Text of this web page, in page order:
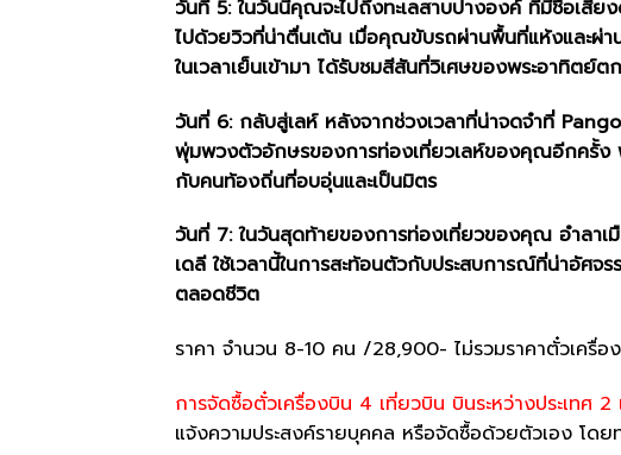
วันที่ 5: ในวันนี้คุณจะไปถึงทะเลสาบปางองค์ ที่มีชื่อเสีย
ไปด้วยวิวที่น่าตื่นเต้น เมื่อคุณขับรถผ่านพื้นที่แห้งและผ่า
ในเวลาเย็นเข้ามา ได้รับชมสีสันที่วิเศษของพระอาทิตย์
วันที่ 6: กลับสู่เลห์ หลังจากช่วงเวลาที่น่าจดจำที่
พุ่มพวงตัวอักษรของการท่องเที่ยวเลห์ของคุณอีกครั้ง
กับคนท้องถิ่นที่อบอุ่นและเป็นมิตร
วันที่ 7: ในวันสุดท้ายของการท่องเที่ยวของคุณ อำลาเ
เดลี ใช้เวลานี้ในการสะท้อนตัวกับประสบการณ์ที่น่าอัศ
ตลอดชีวิต
ราคา จำนวน 8-10 คน /28,900- ไม่รวมราคาตั๋วเครื่อ
การจัดซื้อตั๋วเครื่องบิน 4 เที่ยวบิน บินระหว่างประเทศ
แจ้งความประสงค์รายบุคคล หรือจัดซื้อด้วยตัวเอง โ